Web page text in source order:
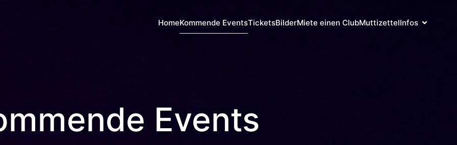
HomeKommende EventsTicketsBilderMiete einen ClubMuttizettelInfos
Events